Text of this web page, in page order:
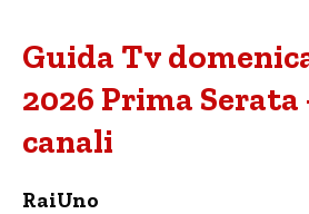
Guida Tv
2026 Prima
canali
RaiUno